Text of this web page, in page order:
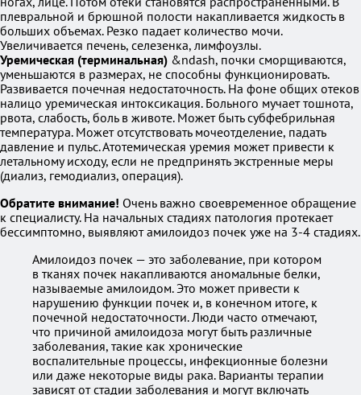
плевральной и брюшной полости накапливается жидкость в
больших объемах. Резко падает количество мочи.
Увеличивается печень, селезенка, лимфоузлы.
Уремическая (терминальная) &ndash, почки сморщиваются,
уменьшаются в размерах, не способны функционировать.
Развивается почечная недостаточность. На фоне общих отеков
налицо уремическая интоксикация. Больного мучает тошнота,
рвота, слабость, боль в животе. Может быть субфебрильная
температура. Может отсутствовать мочеотделение, падать
давление и пульс. Атотемическая уремия может привести к
летальному исходу, если не предпринять экстренные меры
(диализ, гемодиализ, операция).
Обратите внимание! Очень важно своевременное обращение
к специалисту. На начальных стадиях патология протекает
бессимптомно, выявляют амилоидоз почек уже на 3-4 стадиях.
Амилоидоз почек — это заболевание, при котором
в тканях почек накапливаются аномальные белки,
называемые амилоидом. Это может привести к
нарушению функции почек и, в конечном итоге, к
почечной недостаточности. Люди часто отмечают,
что причиной амилоидоза могут быть различные
заболевания, такие как хронические
воспалительные процессы, инфекционные болезни
или даже некоторые виды рака. Варианты терапии
зависят от стадии заболевания и могут включать